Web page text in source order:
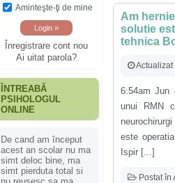
Aminteşte-ţi de mine
Înregistrare cont nou
Ai uitat parola?
ÎNTREABĂ
PSIHOLOGUL
ONLINE
De cand am început
acest an scolar nu ma
simt deloc bine, ma
simt pierduta total si
Am
solutie
tehnica
6:54am Jun
unui RMN
este
Ispir [...]
Postat în